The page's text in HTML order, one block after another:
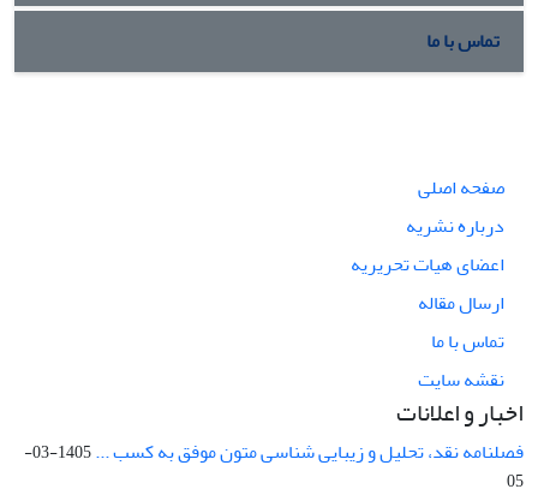
تماس با ما
صفحه اصلی
درباره نشریه
اعضای هیات تحریریه
ارسال مقاله
تماس با ما
نقشه سایت
اخبار و اعلانات
فصلنامه نقد، تحلیل و زیبایی شناسی متون موفق به کسب ...
1405-03-
05